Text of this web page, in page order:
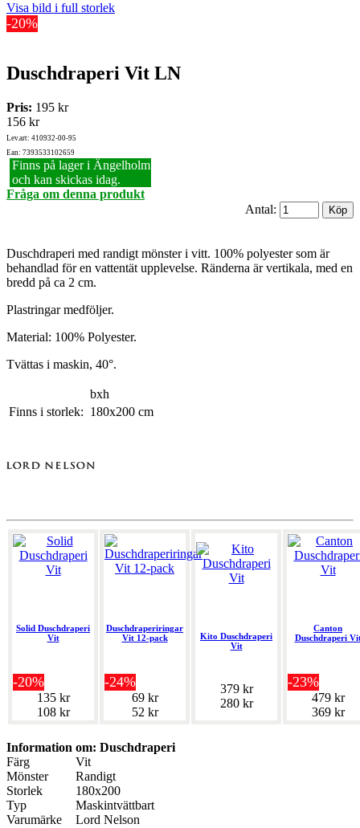
Visa bild i full storlek
-20%
Duschdraperi Vit LN
Pris: 195 kr
156 kr
Lev.art: 410932-00-95
Ean: 7393533102659
Finns på lager i Ängelholm
och kan skickas idag.
Fråga om denna produkt
Antal:
Duschdraperi med randigt mönster i vitt. 100% polyester som är
behandlad för en vattentät upplevelse. Ränderna är vertikala, med en
bredd på ca 2 cm.
Plastringar medföljer.
Material: 100% Polyester.
Tvättas i maskin, 40°.
bxh
Finns i storlek: 180x200 cm
Solid Duschdraperi
Vit
-20%
135 kr
108 kr
Duschdraperiringar
Vit 12-pack
-24%
69 kr
52 kr
Kito Duschdraperi
Vit
379 kr
280 kr
Canton
Duschdraperi
-23%
479 kr
369 kr
Information om: Duschdraperi
Färg
Vit
Mönster
Randigt
Storlek
180x200
Typ
Maskintvättbart
Varumärke
Lord Nelson